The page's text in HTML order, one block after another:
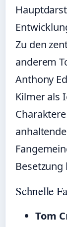
Zu den
anderem
Anthony
Kilmer als
Besetzung
Schnelle
Tom